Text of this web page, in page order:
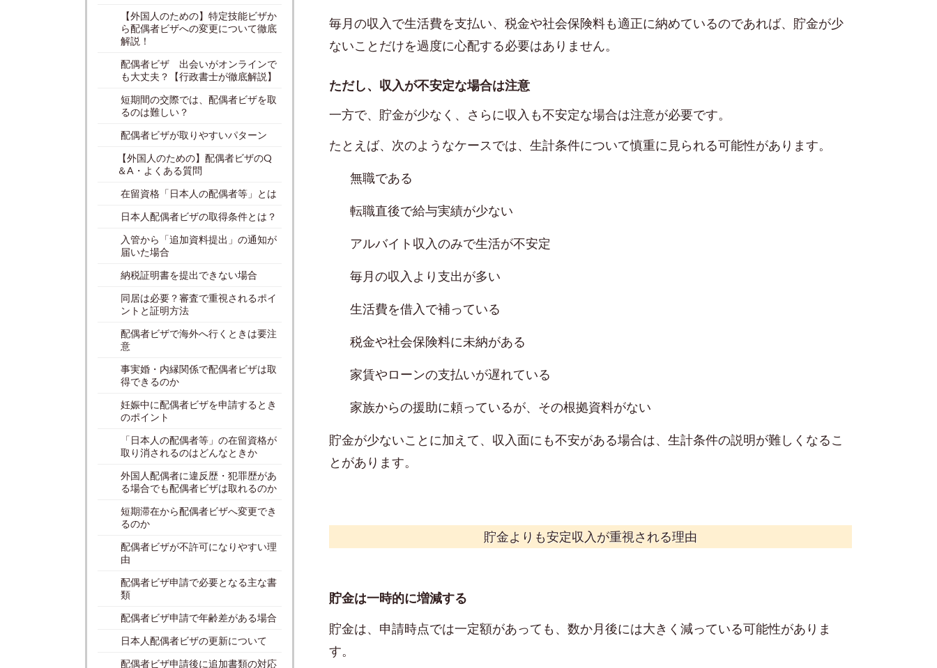
毎月の収入で生活費を支払い、税金や社会保険料も適正に納めているのであれば、貯金が少
ないことだけを過度に心配する必要はありません。
ただし、収入が不安定な場合は注意
一方で、貯金が少なく、さらに収入も不安定な場合は注意が必要です。
たとえば、次のようなケースでは、生計条件について慎重に見られる可能性があります。
無職である
転職直後で給与実績が少ない
アルバイト収入のみで生活が不安定
毎月の収入より支出が多い
生活費を借入で補っている
税金や社会保険料に未納がある
家賃やローンの支払いが遅れている
家族からの援助に頼っているが、その根拠資料がない
貯金が少ないことに加えて、収入面にも不安がある場合は、生計条件の説明が難しくなるこ
とがあります。
貯金よりも安定収入が重視される理由
貯金は一時的に増減する
貯金は、申請時点では一定額があっても、数か月後には大きく減っている可能性がありま
す。
【外国人のための】特定技能ビザか
ら配偶者ビザへの変更について徹底
解説！
配偶者ビザ 出会いがオンラインで
も大丈夫？【行政書士が徹底解説】
短期間の交際では、配偶者ビザを取
るのは難しい？
配偶者ビザが取りやすいパターン
【外国人のための】配偶者ビザのQ
＆A・よくある質問
在留資格「日本人の配偶者等」とは
日本人配偶者ビザの取得条件とは？
入管から「追加資料提出」の通知が
届いた場合
納税証明書を提出できない場合
同居は必要？審査で重視されるポイ
ントと証明方法
配偶者ビザで海外へ行くときは要注
意
事実婚・内縁関係で配偶者ビザは取
得できるのか
妊娠中に配偶者ビザを申請するとき
のポイント
「日本人の配偶者等」の在留資格が
取り消されるのはどんなときか
外国人配偶者に違反歴・犯罪歴があ
る場合でも配偶者ビザは取れるのか
短期滞在から配偶者ビザへ変更でき
るのか
配偶者ビザが不許可になりやすい理
由
配偶者ビザ申請で必要となる主な書
類
配偶者ビザ申請で年齢差がある場合
日本人配偶者ビザの更新について
配偶者ビザ申請後に追加書類の対応